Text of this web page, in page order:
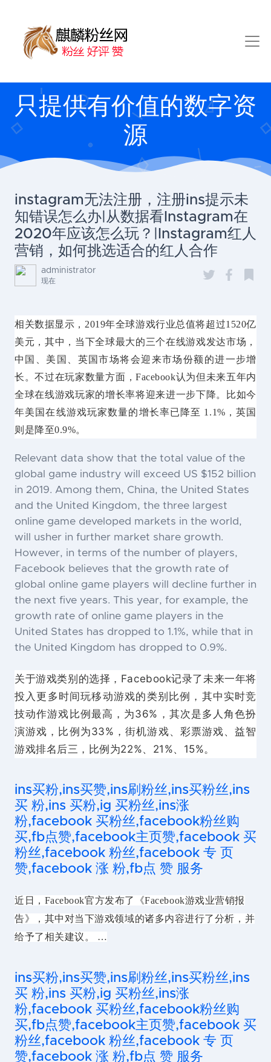
只提供有价值的数字资
源
instagram无法注册，注册ins提示未
知错误怎么办|从数据看Instagram在
2020年应该怎么玩？|Instagram红人
营销，如何挑选适合的红人合作
administrator
现在
相关数据显示，2019年全球游戏行业总值将超过1520亿
美元，其中，当下全球最大的三个在线游戏发达市场，
中国、美国、英国市场将会迎来市场份额的进一步增
长。不过在玩家数量方面，Facebook认为但未来五年内
全球在线游戏玩家的增长率将迎来进一步下降。比如今
年美国在线游戏玩家数量的增长率已降至 1.1%，英国
则是降至0.9%。
Relevant data show that the total value of the
global game industry will exceed US $152 billion
in 2019. Among them, China, the United States
and the United Kingdom, the three largest
online game developed markets in the world,
will usher in further market share growth.
However, in terms of the number of players,
Facebook believes that the growth rate of
global online game players will decline further in
the next five years. This year, for example, the
growth rate of online game players in the
United States has dropped to 1.1%, while that in
the United Kingdom has dropped to 0.9%.
关于游戏类别的选择，Facebook记录了未来一年将
投入更多时间玩移动游戏的类别比例，其中实时竞
技动作游戏比例最高，为36%，其次是多人角色扮
演游戏，比例为33%，街机游戏、彩票游戏、益智
游戏排名后三，比例为22%、21%、15%。
ins买粉,ins买赞,ins刷粉丝,ins买粉丝,ins
买 粉,ins 买粉,ig 买粉丝,ins涨
粉,facebook 买粉丝,facebook粉丝购
买,fb点赞,facebook主页赞,facebook 买
粉丝,facebook 粉丝,facebook 专 页
赞,facebook 涨 粉,fb点 赞 服务
近日，Facebook官方发布了《Facebook游戏业营销报
告》，其中对当下游戏领域的诸多内容进行了分析，并
给予了相关建议。 …
ins买粉,ins买赞,ins刷粉丝,ins买粉丝,ins
买 粉,ins 买粉,ig 买粉丝,ins涨
粉,facebook 买粉丝,facebook粉丝购
买,fb点赞,facebook主页赞,facebook 买
粉丝,facebook 粉丝,facebook 专 页
赞,facebook 涨 粉,fb点 赞 服务